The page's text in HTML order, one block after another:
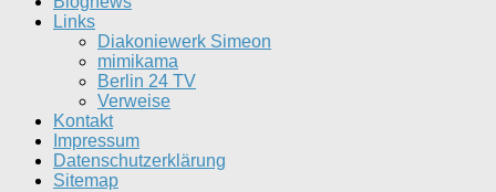
Links
Diakoniewerk Simeon
mimikama
Berlin 24 TV
Verweise
Kontakt
Impressum
Datenschutzerklärung
Sitemap